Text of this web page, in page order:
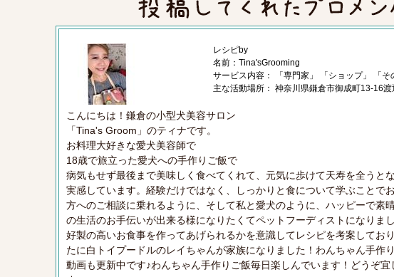
レシピby
名前：Tina'sGrooming
サービス内容： 「専門家」 「ショップ」 「そ
主な活動場所： 神奈川県鎌倉市御成町13-16
こんにちは！鎌倉の小型犬美容サロン
「Tina's Groom」のティナです。
お料理大好きな愛犬美容師で
18歳で旅立った愛犬への手作りご飯で
病気もせず最後まで美味しく食べてくれて、元気に歩けて天寿を全うと
実感しています。経験だけではなく、しっかりと食について学ぶことで
方へのご相談に乗れるように、そして私と愛犬のように、ハッピーで素
の生活のお手伝いが出来る様になりたくてペットフーディストになりま
好製の高いお食事を作ってあげられるかを意識してレシピを考案してお
たに白トイプードルのレイちゃんが家族になりました！わんちゃん手作
動画も更新中です♪わんちゃん手作りご飯毎日楽しんでいます！どうぞ宜